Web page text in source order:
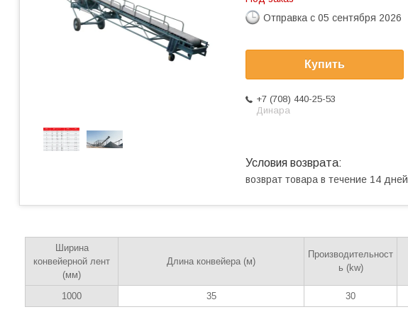
Отправка с 05 сентября 2026
Купить
+7 (708) 440-25-53
Динара
возврат товара в течение 14 дней
Ширина
конвейерной лент
(мм)
Длина конвейера (м)
Производительност
ь (kw)
1000 35 30